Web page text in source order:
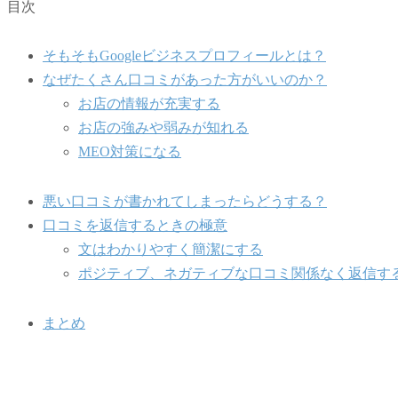
目次
そもそもGoogleビジネスプロフィールとは？
なぜたくさん口コミがあった方がいいのか？
お店の情報が充実する
お店の強みや弱みが知れる
MEO対策になる
悪い口コミが書かれてしまったらどうする？
口コミを返信するときの極意
文はわかりやすく簡潔にする
ポジティブ、ネガティブな口コミ関係なく返信す
まとめ